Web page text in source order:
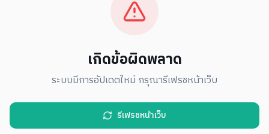
เกิดข้อผิดพลาด
ระบบมีการอัปเดตใหม่ กรุณารีเฟรชหน้าเว็บ
รีเฟรชหน้าเว็บ